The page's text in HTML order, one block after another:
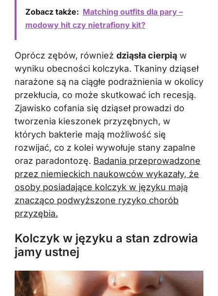
modowy hit czy nietrafiony kit?
Oprócz zębów, również dziąsła cierpią
wyniku obecności kolczyka. Tkaniny dziąseł
narażone są na ciągłe podrażnienia w okolicy
przekłucia, co może skutkować ich recesją.
Zjawisko cofania się dziąseł prowadzi do
tworzenia kieszonek przyzębnych, w
których bakterie mają możliwość się
rozwijać, co z kolei wywołuje stany zapalne
oraz paradontozę.
Badania przeprowadzone
przez niemieckich naukowców wykazały, że
osoby posiadające kolczyk w języku mają
znacząco podwyższone ryzyko chorób
przyzębia.
Kolczyk w języku a stan zdrowia
jamy ustnej